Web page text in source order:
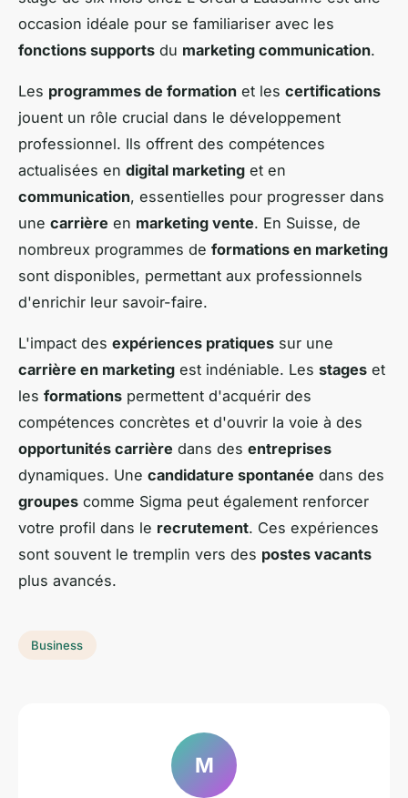
occasion idéale pour se familiariser avec les
fonctions supports du marketing communication.
Les programmes de formation et les certifications
jouent un rôle crucial dans le développement
professionnel. Ils offrent des compétences
actualisées en digital marketing et en
communication, essentielles pour progresser dans
une carrière en marketing vente. En Suisse, de
nombreux programmes de formations en marketing
sont disponibles, permettant aux professionnels
d'enrichir leur savoir-faire.
L'impact des expériences pratiques sur une
carrière en marketing est indéniable. Les stages et
les formations permettent d'acquérir des
compétences concrètes et d'ouvrir la voie à des
opportunités carrière dans des entreprises
dynamiques. Une candidature spontanée dans des
groupes comme Sigma peut également renforcer
votre profil dans le recrutement. Ces expériences
sont souvent le tremplin vers des postes vacants
plus avancés.
Business
M